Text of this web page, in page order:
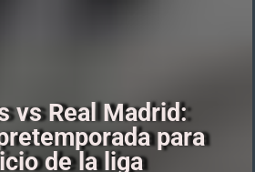
vs Real Madrid:
para
de la liga